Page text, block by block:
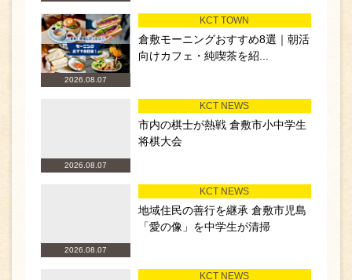
2026.08.07
KCT TOWN
倉敷モーニングおすすめ8選｜朝活
向けカフェ・純喫茶を紹...
2026.08.07
KCT NEWS
市内の棋士が熱戦 倉敷市小中学生
将棋大会
2026.08.07
KCT NEWS
地域住民の善行を継承 倉敷市児島
「愛の像」を中学生が清掃
KCT NEWS